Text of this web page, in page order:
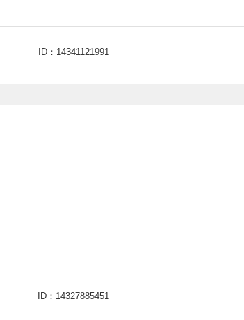
ID：14341121991
ID：14327885451